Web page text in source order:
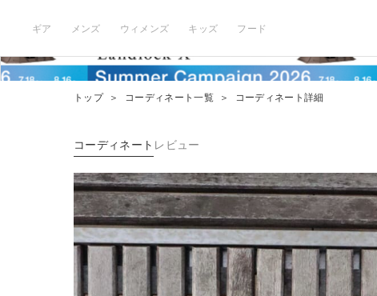
ギア メンズ ウィメンズ キッズ フード
トップ ＞ コーディネート一覧 ＞ コーディネート詳細
コーディネート レビュー